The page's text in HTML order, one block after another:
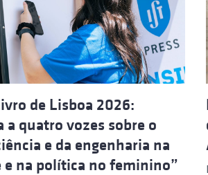
Formação
de Lisboa 2026:
a quatro vozes sobre o
e da engenharia na
e na política no feminino”